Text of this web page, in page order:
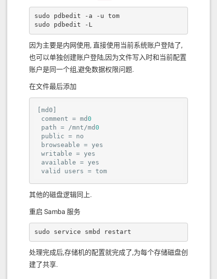
sudo pdbedit -a -u tom
sudo pdbedit -L
因为主要是内网使用, 直接使用当前系统账户登陆了,
也可以单独创建账户登陆,因为文件写入时和当前配置
账户是同一个组,避免数据权限问题.
在文件最后添加
[md0]
comment = md0
path = /mnt/md0
valid users = tom
其他的磁盘逻辑同上.
重启 Samba 服务
sudo service smbd restart
处理完成后,存储机的配置就完成了,为每个存储磁盘创
建了共享.